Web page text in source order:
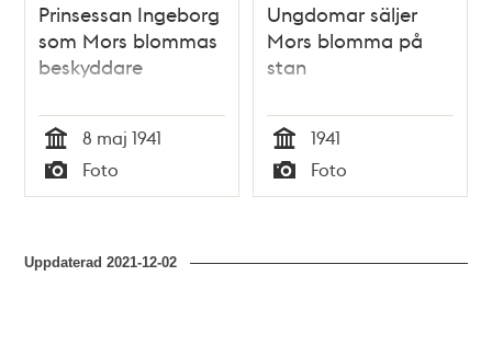
Prinsessan Ingeborg
som Mors blommas
beskyddare
Tid
8 maj 1941
Typ
Foto
Ungdomar säljer
Mors blomma på
stan
Tid
1941
Typ
Foto
Uppdaterad2021-12-02